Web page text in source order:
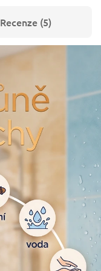
Recenze (5)